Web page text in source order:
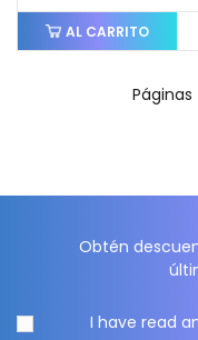
AL CARRITO
Páginas
Obtén
I have read